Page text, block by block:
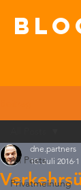
All Posts
Privatmeinung
dne.partners
10. Juli 2016